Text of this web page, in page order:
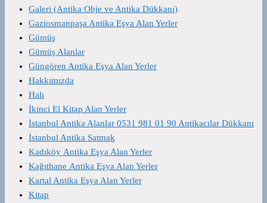
Galeri (Antika Obje ve Antika Dükkanı)
Gaziosmanpaşa Antika Eşya Alan Yerler
Gümüş
Gümüş Alanlar
Güngören Antika Eşya Alan Yerler
Hakkımızda
Halı
İkinci El Kitap Alan Yerler
İstanbul Antika Alanlar 0531 981 01 90 Antikacılar Dükkanı
İstanbul Antika Satmak
Kadıköy Antika Eşya Alan Yerler
Kağıthane Antika Eşya Alan Yerler
Kartal Antika Eşya Alan Yerler
Kitap